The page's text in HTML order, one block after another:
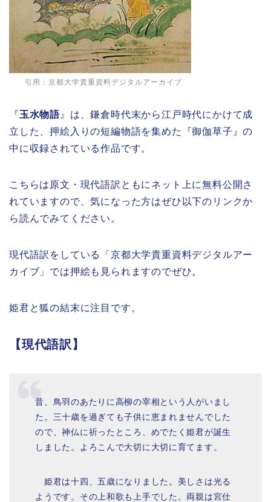
引用： 京都大学貴重資料デジタルアーカイブ
『玉水物語 』は、鎌倉時代末から江戸時代にかけて成
立した、押絵入りの短編物語を集めた『御伽草子』の
中に収録されている作品です。
こちらは原文・現代語訳ともにネット上に無料公開さ
れていますので、気になった方はぜひ以下のリンクか
ら読んでみてください。
現代語訳をしている「京都大学貴重資料デジタルアー
カイブ」では押絵も見られますのでぜひ。
姫君と狐の結末に注目です。
【現代語訳】
昔、鳥羽のあたりに高柳の宰相という人がいまし
た。三十歳を過ぎても子供に恵まれませんでした
ので、神仏に祈ったところ、めでたく姫君が誕生
しました。よろこんで大切に大切に育てます。
姫君は十四、五歳になりました。美しさは光る
ようです。その上和歌も上手でした。両親は宮仕